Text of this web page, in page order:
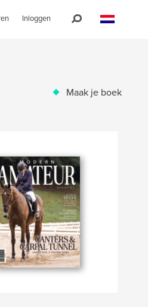
Inloggen
Maak je boek